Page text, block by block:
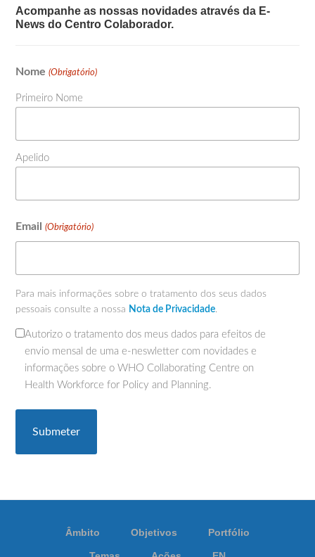
Acompanhe as nossas novidades através da E-
News do Centro Colaborador.
Nome (Obrigatório)
Primeiro Nome
Apelido
Email (Obrigatório)
Para mais informações sobre o tratamento dos seus dados
pessoais consulte a nossa Nota de Privacidade.
(Obrigatório)
Autorizo o tratamento dos meus dados para efeitos de
envio mensal de uma e-neswletter com novidades e
informações sobre o WHO Collaborating Centre on
Health Workforce for Policy and Planning.
Âmbito Objetivos Portfólio